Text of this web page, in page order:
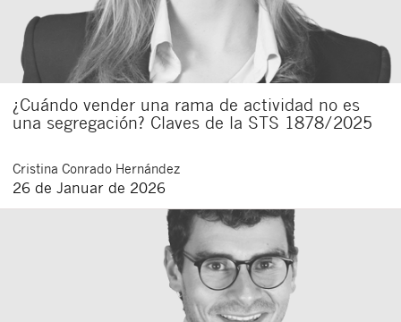
¿Cuándo vender una rama de actividad no es
una segregación? Claves de la STS 1878/2025
Cristina Conrado Hernández
26 de Januar de 2026